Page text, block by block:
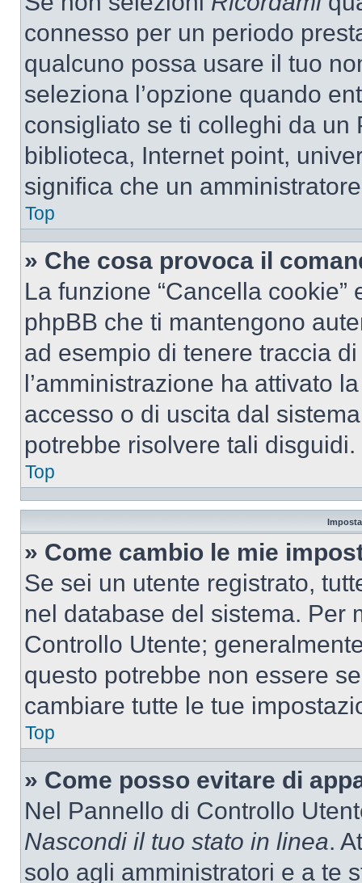
connesso per un periodo
qualcuno possa usare il tuo
seleziona l’opzione quando
consigliato se ti colleghi da un
biblioteca, Internet point,
significa che un
Top
» Che cosa provoca il
La funzione “Cancella
phpBB che ti mantengono
ad esempio di tenere traccia
l’amministrazione ha attivato
accesso o di uscita dal
potrebbe risolvere tali disguidi.
Top
» Come cambio le mie
Se sei un utente registrato,
nel database del sistema. Per
Controllo Utente;
questo potrebbe non essere
cambiare tutte le tue
Top
» Come posso evitare di
Nel Pannello di Controllo
Nascondi il tuo stato in linea.
solo agli amministratori e a te